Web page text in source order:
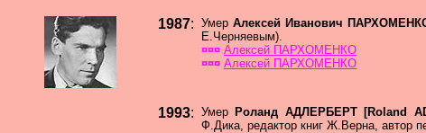
1987: УмерАлексей Иванович
Е.Черняевым).
¤¤¤ Алексей ПАРХОМЕНКО
¤¤¤ Алексей ПАРХОМЕНКО
1993: Умер Роланд АДЛЕРБЕРТ [Roland
Ф.Дика, редактор книг Ж.Верна, автор